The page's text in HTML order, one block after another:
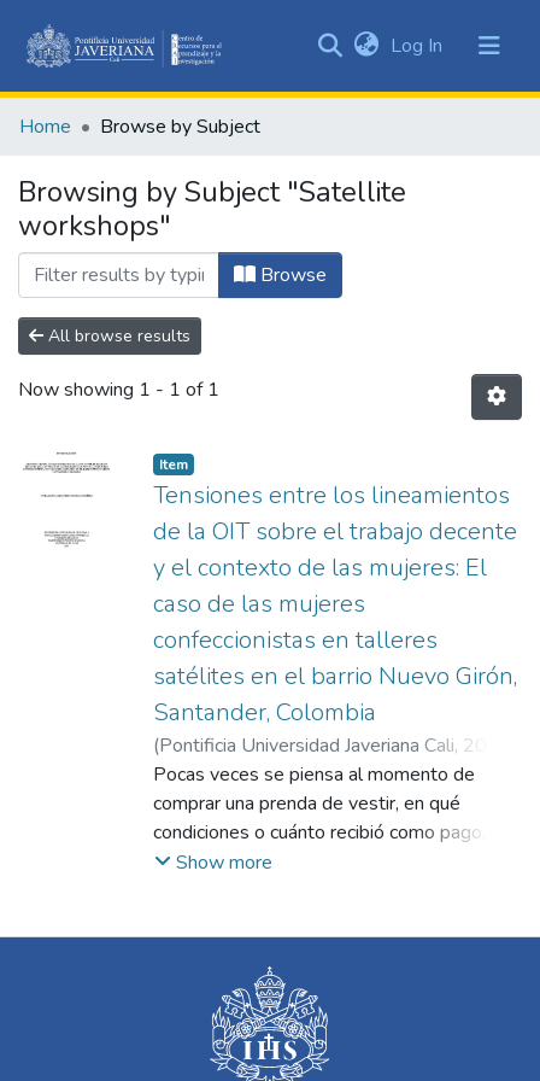
&
All of DSpace
Log In (current)
Home Browse by Subject
Browsing by Subject "Satellite
workshops"
Browse
All browse results
Now showing 1 - 1 of 1
Item
Tensiones entre los lineamientos
de la OIT sobre el trabajo decente
y el contexto de las mujeres: El
caso de las mujeres
confeccionistas en talleres
satélites en el barrio Nuevo Girón,
Santander, Colombia
(Pontificia Universidad Javeriana Cali, 2024
Guerra Ramírez, Guillermo Alejandro;Osorio
Mejía, Ana María
Pocas veces se piensa al momento de
comprar una prenda de vestir, en qué
condiciones o cuánto recibió como pago,
probablemente la mujer confeccionista que
de Bucaramanga, de manera previa a la
realización de esta investigación, se estima
que, para obtener un salario mínimo en
2024, una mujer confeccionista tendría que
Show more